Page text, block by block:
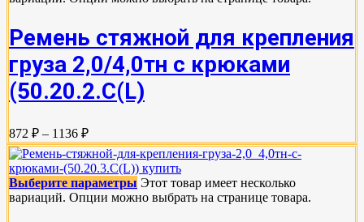
Ремень стяжной для крепления
груза 2,0/4,0тн с крюками
(50.20.2.C(L)
872 ₽ – 1136 ₽
Выберите параметры Этот товар имеет несколько
вариаций. Опции можно выбрать на странице товара.